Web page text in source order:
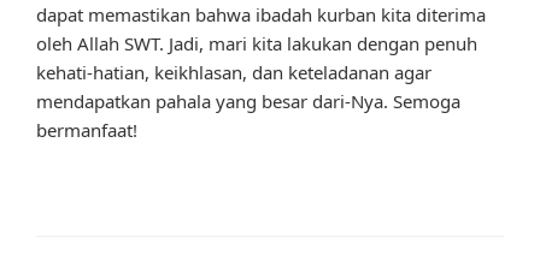
dapat memastikan bahwa ibadah kurban kita diterima
oleh Allah SWT. Jadi, mari kita lakukan dengan penuh
kehati-hatian, keikhlasan, dan keteladanan agar
mendapatkan pahala yang besar dari-Nya. Semoga
bermanfaat!